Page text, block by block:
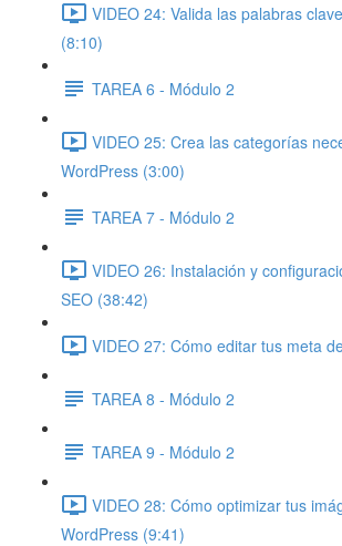
VIDEO 24: Valida las palabras
(8:10)
TAREA 6 - Módulo 2
VIDEO 25: Crea las categorías
WordPress (3:00)
TAREA 7 - Módulo 2
VIDEO 26: Instalación y
SEO (38:42)
VIDEO 27: Cómo editar tus meta
TAREA 8 - Módulo 2
TAREA 9 - Módulo 2
VIDEO 28: Cómo optimizar tus
WordPress (9:41)